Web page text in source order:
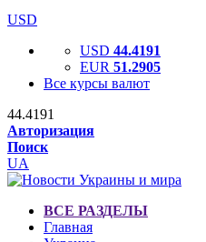
USD
USD 44.4191
EUR 51.2905
Все курсы валют
44.4191
Авторизация
Поиск
UA
ВСЕ РАЗДЕЛЫ
Главная